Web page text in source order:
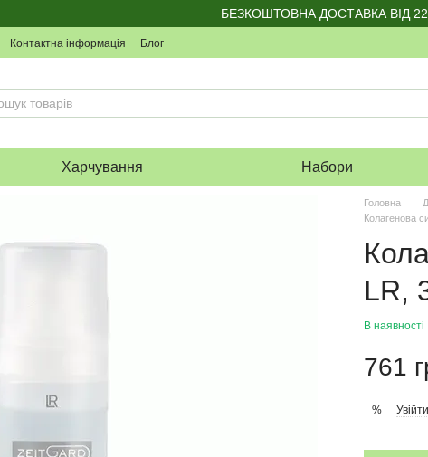
БЕЗКОШТОВНА ДОСТАВКА ВІД
Контактна інформація Блог
Харчування Набори
Головна
Колагенова
LR,
В наявності
761
% Увійти